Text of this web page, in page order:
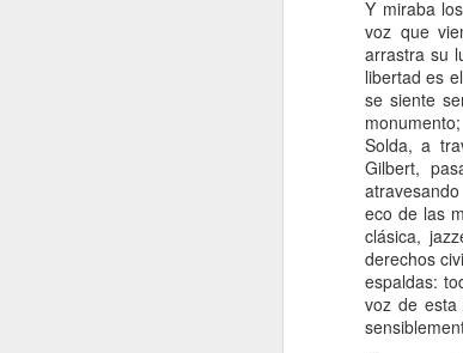
Y miraba
voz que
arrastra su
libertad es
se siente
Solda, a
Gilbert,
eco de las
clásica,
derechos
espaldas:
voz de esta